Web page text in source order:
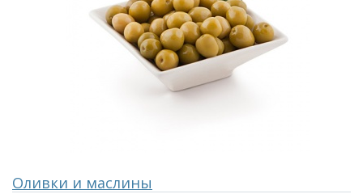
Оливки и маслины